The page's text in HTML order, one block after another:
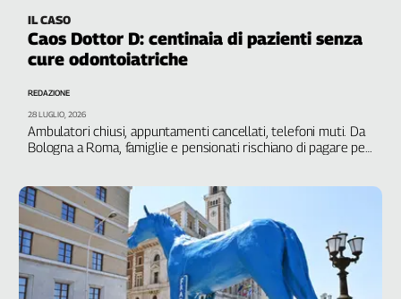
Categorie
Filcams
Filt
Fiom
Flai
Flc
Fp
Nidil
Slc
IL CASO
Caos Dottor D: centinaia di pazienti senza
cure odontoiatriche
Ambulatori chiusi, appuntamenti cancellati, telefoni muti. Da
Bologna a Roma, famiglie e pensionati rischiano di pagare per
REDAZIONE
28 LUGLIO, 2026